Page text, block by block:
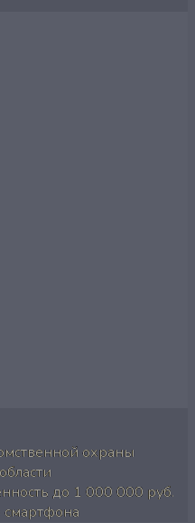
охраны
до 1 000 000 руб.
смартфона